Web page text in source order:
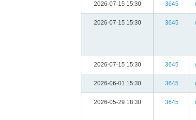
2026-07-15 15:30 3645
2026-07-15 15:30 3645
2026-07-15 15:30 3645
2026-06-01 15:30 3645
2026-05-29 18:30 3645